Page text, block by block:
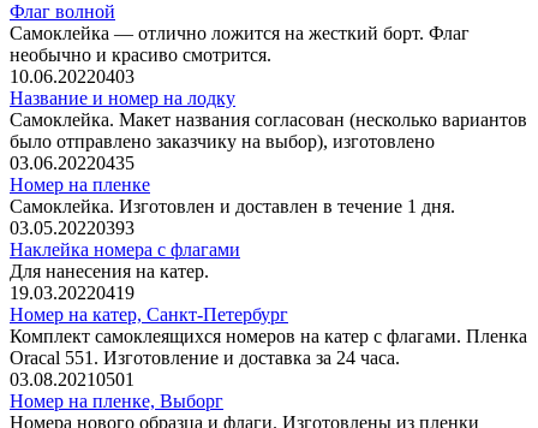
Флаг волной
Самоклейка — отлично ложится на жесткий борт. Флаг
необычно и красиво смотрится.
10.06.20220403
Название и номер на лодку
Самоклейка. Макет названия согласован (несколько вариантов
было отправлено заказчику на выбор), изготовлено
03.06.20220435
Номер на пленке
Самоклейка. Изготовлен и доставлен в течение 1 дня.
03.05.20220393
Наклейка номера с флагами
Для нанесения на катер.
19.03.20220419
Номер на катер, Санкт-Петербург
Комплект самоклеящихся номеров на катер с флагами. Пленка
Oracal 551. Изготовление и доставка за 24 часа.
03.08.20210501
Номер на пленке, Выборг
Номера нового образца и флаги. Изготовлены из пленки